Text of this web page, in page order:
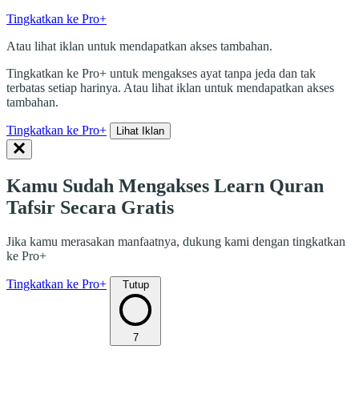
Tingkatkan ke Pro+
Atau lihat iklan untuk mendapatkan akses tambahan.
Tingkatkan ke Pro+ untuk mengakses ayat tanpa jeda dan tak
terbatas setiap harinya. Atau lihat iklan untuk mendapatkan akses
tambahan.
Tingkatkan ke Pro+ Lihat Iklan
Kamu Sudah Mengakses Learn Quran
Tafsir Secara Gratis
Jika kamu merasakan manfaatnya, dukung kami dengan tingkatkan
ke Pro+
Tingkatkan ke Pro+ Tutup
7